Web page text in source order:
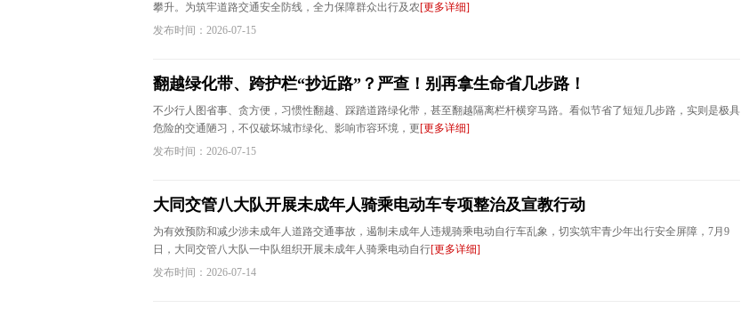
攀升。为筑牢道路交通安全防线，全力保障群众出行及农[更多详细]
发布时间：2026-07-15
翻越绿化带、跨护栏“抄近路”？严查！别再拿生命省几步路！
不少行人图省事、贪方便，习惯性翻越、踩踏道路绿化带，甚至翻越隔离栏杆横穿马路。看似节省了短短几步路，实则是极具
危险的交通陋习，不仅破坏城市绿化、影响市容环境，更[更多详细]
发布时间：2026-07-15
大同交管八大队开展未成年人骑乘电动车专项整治及宣教行动
为有效预防和减少涉未成年人道路交通事故，遏制未成年人违规骑乘电动自行车乱象，切实筑牢青少年出行安全屏障，7月9
日，大同交管八大队一中队组织开展未成年人骑乘电动自行[更多详细]
发布时间：2026-07-14